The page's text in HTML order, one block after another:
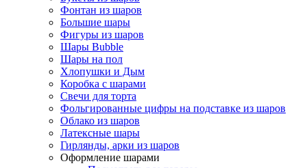
Фонтан из шаров
Большие шары
Фигуры из шаров
Шары Bubble
Шары на пол
Хлопушки и Дым
Коробка с шарами
Свечи для торта
Фольгированные цифры на подставке из шаров
Облако из шаров
Латексные шары
Гирлянды, арки из шаров
Оформление шарами